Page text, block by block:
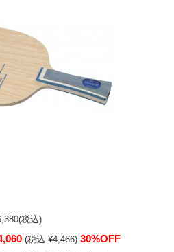
(税込)
(税込 ¥4,466) 30%OFF